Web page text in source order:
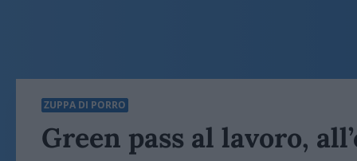
ZUPPA DI PORRO
Green pass al lavoro,